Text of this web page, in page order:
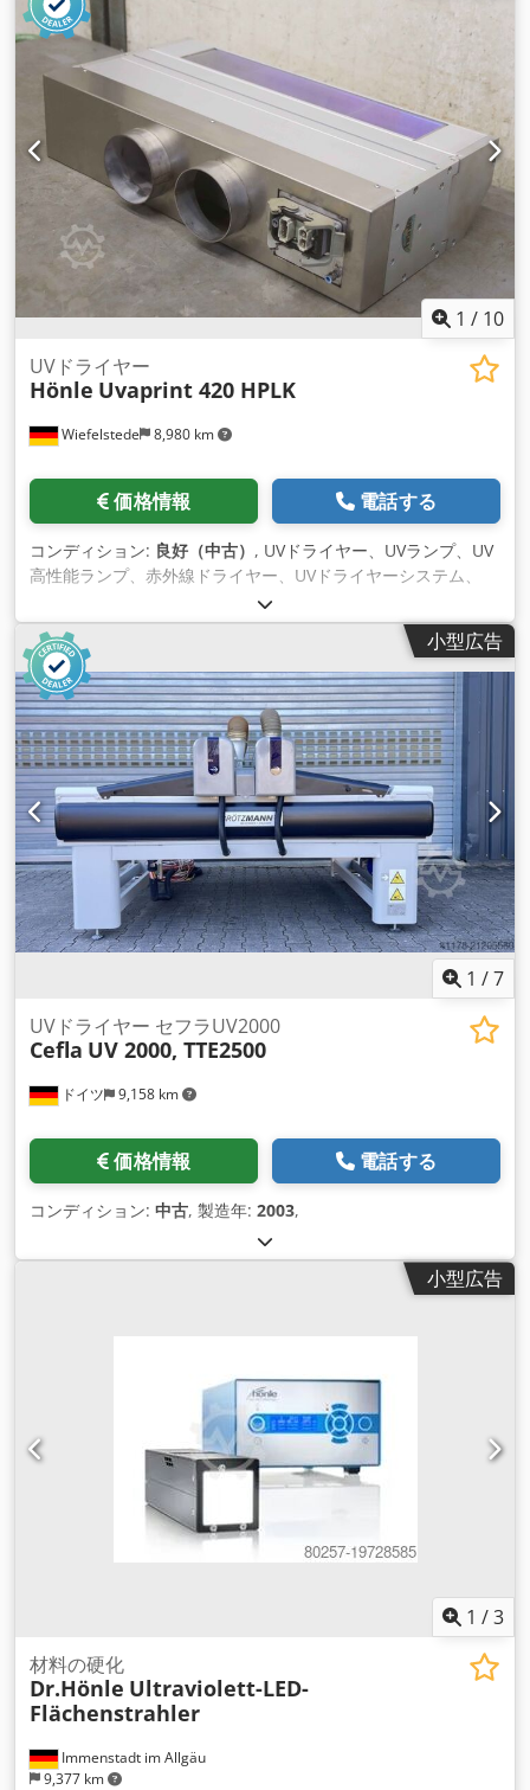
り -変圧器および付属品：別売（ID13948×1個、ID13949また
はID13950×1個）。 -外形寸法：1720/340/H630mm -重量：
94kg/個
1 / 10
Wiefelstede 8,980 km
UVドライヤー
Hönle Uvaprint 420 HPLK
価格情報 電話する
コンディション: 良好（中古） , UVドライヤー、UVランプ、UV
高性能ランプ、赤外線ドライヤー、UVドライヤーシステム、
UV表面ランプ Credpfxeqw D Ebe Abzsf -メーカー: Hönle、塗
料、ワニス、プラスチックの乾燥用 UV 乾燥システム -タイプ:
Uvaprint 420 HPLK、ランプを含む -数量: 4x UV ドライヤーが
利用可能 -価格：1個あたり ●寸法：600/355/H140mm -重量:
16kg/個
小型広告
1 /7
ドイツ 9,158 km
UVドライヤー セフラUV2000
Cefla UV 2000, TTE2500
価格情報 電話する
コンディション: 中古, 製造年: 2003,
小型広告
1 /3
Immenstadt im Allgäu
9,377 km
材料の硬化
Dr.Hönle Ultraviolett-LED-
Flächenstrahler